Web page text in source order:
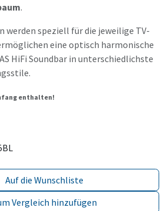
.
werden speziell für die jeweilige TV-
eine optisch harmonische
HiFi Soundbar in unterschiedlichste
enthalten!
Vergleich hinzufügen
Auf die Wunschliste